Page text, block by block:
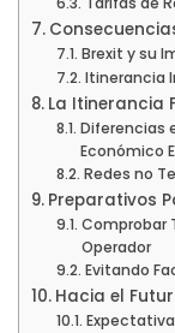
Brexit y su
Itinerancia
La Itinerancia
Diferencias
Económico
Redes no
Preparativos
Comprobar
Operador
Evitando
Hacia el